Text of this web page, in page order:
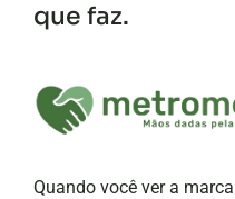
que faz.
Quando você ver a